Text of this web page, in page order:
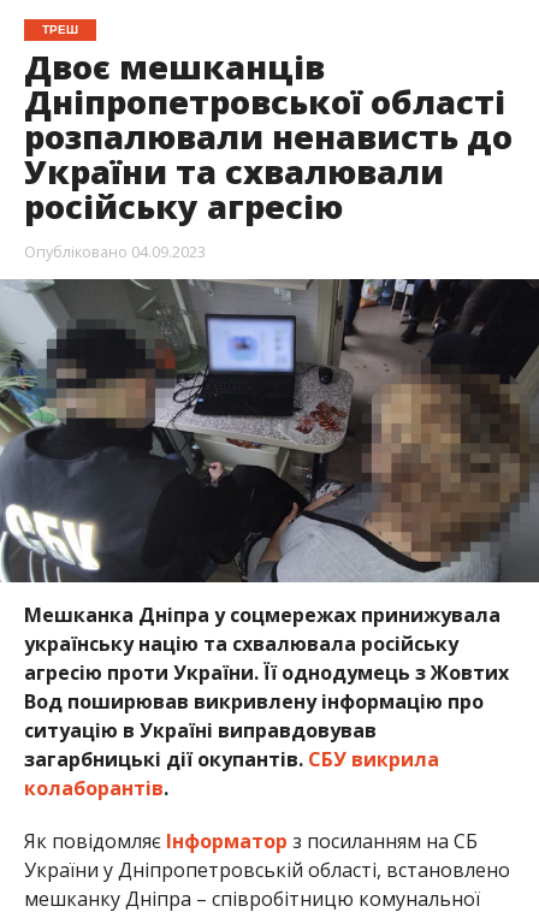
ТРЕШ
Двоє мешканців
Дніпропетровської області
розпалювали ненависть до
України та схвалювали
російську агресію
Опубліковано 04.09.2023
Мешканка Дніпра у соцмережах принижувала
українську націю та схвалювала російську
агресію проти України. Її однодумець з Жовтих
Вод поширював викривлену інформацію про
ситуацію в Україні виправдовував
загарбницькі дії окупантів. СБУ викрила
колаборантів.
Як повідомляєІнформатор з посиланням на СБ
України у Дніпропетровській області, встановлено
мешканку Дніпра – співробітницю комунальної